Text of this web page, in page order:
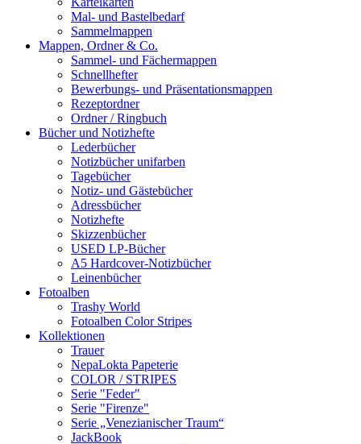
Mal- und Bastelbedarf
Sammelmappen
Mappen, Ordner & Co.
Sammel- und Fächermappen
Schnellhefter
Bewerbungs- und Präsentationsmappen
Rezeptordner
Ordner / Ringbuch
Bücher und Notizhefte
Lederbücher
Notizbücher unifarben
Tagebücher
Notiz- und Gästebücher
Adressbücher
Notizhefte
Skizzenbücher
USED LP-Bücher
A5 Hardcover-Notizbücher
Leinenbücher
Fotoalben
Trashy World
Fotoalben Color Stripes
Kollektionen
Trauer
NepaLokta Papeterie
COLOR / STRIPES
Serie "Feder"
Serie "Firenze"
Serie „Venezianischer Traum“
JackBook